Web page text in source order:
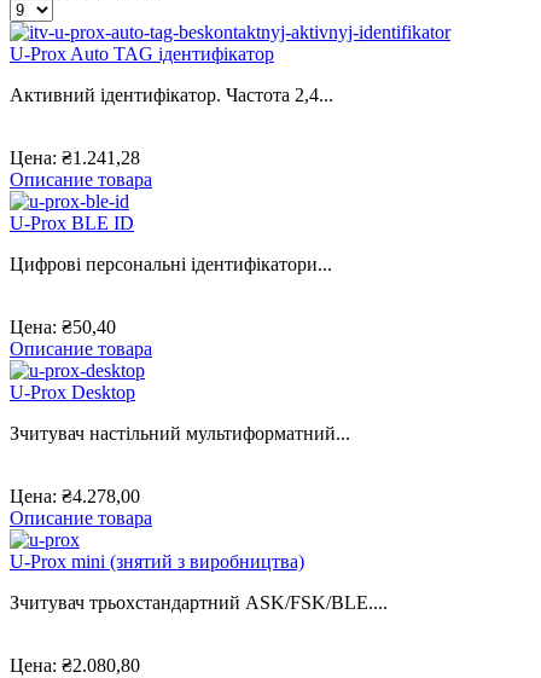
U-Prox Auto TAG ідентифікатор
Активний ідентифікатор. Частота 2,4...
Цена: ₴1.241,28
Описание товара
U-Prox BLE ID
Цифрові персональні ідентифікатори...
Цена: ₴50,40
Описание товара
U-Prox Desktop
Зчитувач настільний мультиформатний...
Цена: ₴4.278,00
Описание товара
U-Prox mini (знятий з виробництва)
Зчитувач трьохстандартний ASK/FSK/BLE....
Цена: ₴2.080,80